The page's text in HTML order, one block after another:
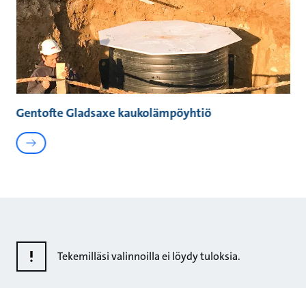
Gentofte Gladsaxe kaukolämpöyhtiö
Tekemilläsi valinnoilla ei löydy tuloksia.